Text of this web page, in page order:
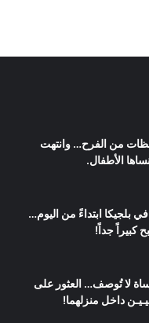
من الفرح… وانتهت
الأطفال.
بلجيكا ابتداءً من اليوم…
كبيراً جداً!
لا تُوصف… العثور على
داخل منزلهما!